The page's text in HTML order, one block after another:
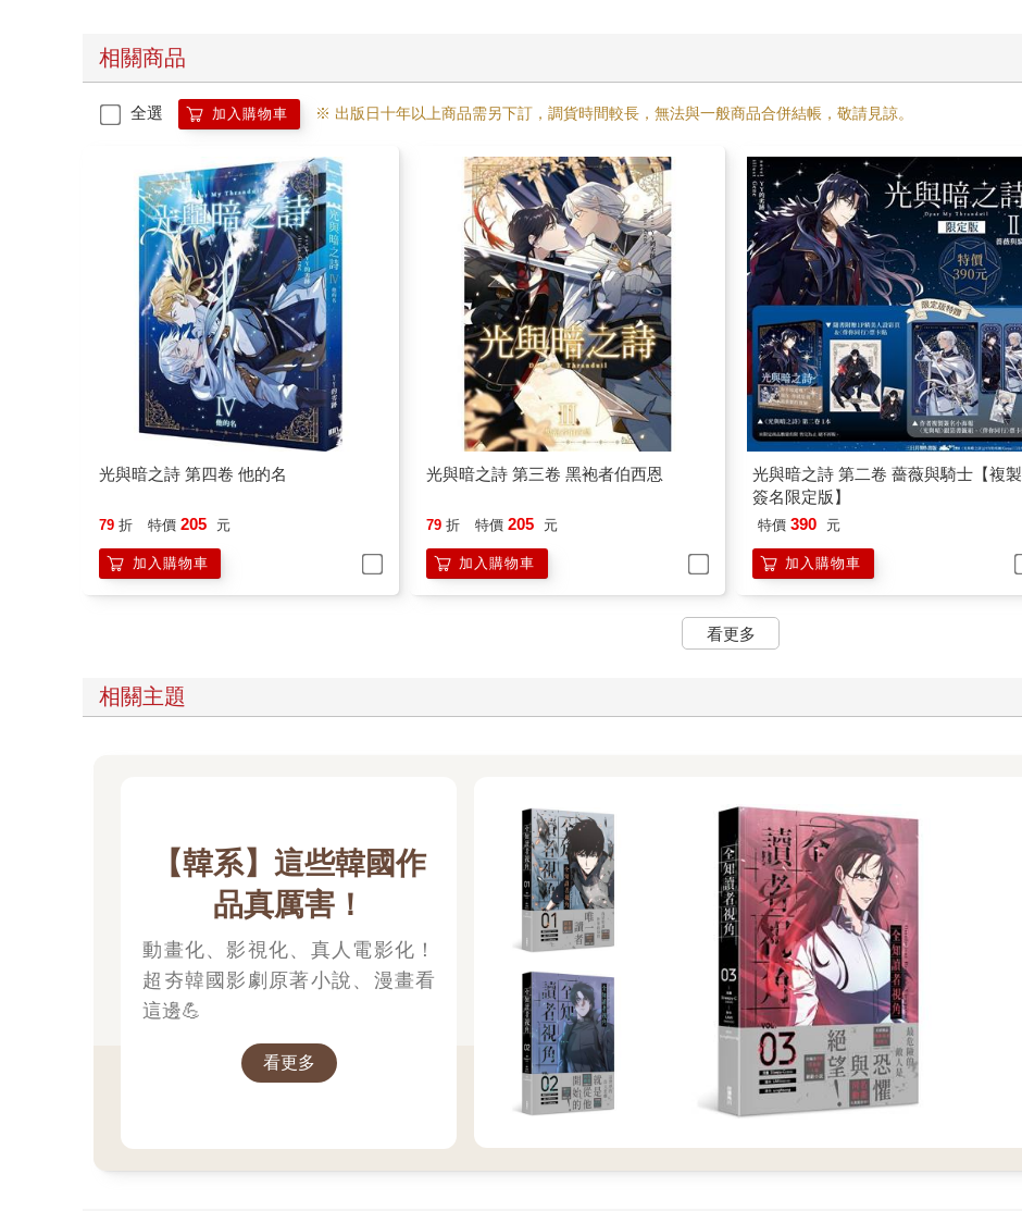
相關商品
全選 加入購物車 ※ 出版日十年以上商品需另下訂，調貨時間較長，無法與一般商品合併結帳，敬請見諒。
光與暗之詩 第四卷 他的名
79 折 特價 205 元
加入購物車
光與暗之詩 第三卷 黑袍者伯西恩
79 折 特價 205 元
加入購物車
光與暗之詩 第二卷 薔薇與騎士【複製
簽名限定版】
特價 390 元
加入購物車
看更多
相關主題
【韓系】這些韓國作
品真厲害！
動畫化、影視化、真人電影化！
超夯韓國影劇原著小說、漫畫看
這邊💪
看更多